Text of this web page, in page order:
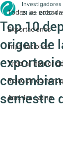
Todas las
Exportaciones
Importaciones
Treid al interior de
Relación
América Latina
Top 10
origen de
semestre
Investigadores
21 oct 2022 4